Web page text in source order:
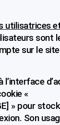
utilisatrices
sont
sur le
l’interface
«
» pour
Son